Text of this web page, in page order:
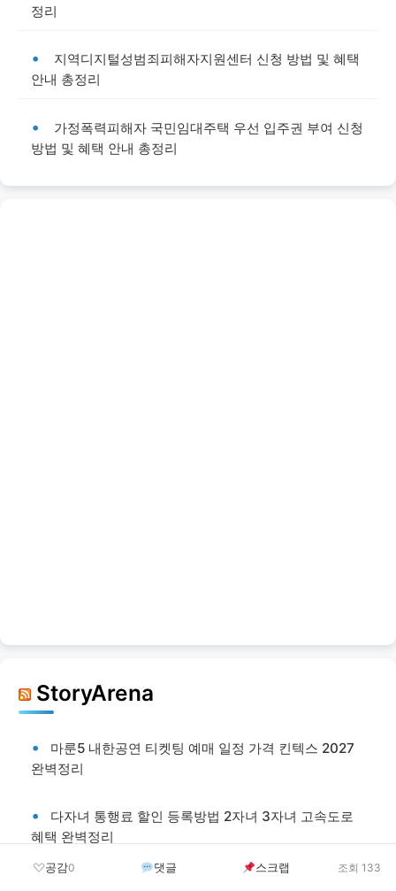
정리
지역디지털성범죄피해자지원센터 신청 방법 및 혜택
안내 총정리
가정폭력피해자 국민임대주택 우선 입주권 부여 신청
방법 및 혜택 안내 총정리
StoryArena
마룬5 내한공연 티켓팅 예매 일정 가격 킨텍스 2027
완벽정리
다자녀 통행료 할인 등록방법 2자녀 3자녀 고속도로
혜택 완벽정리
공감0 댓글 스크랩 조회 133